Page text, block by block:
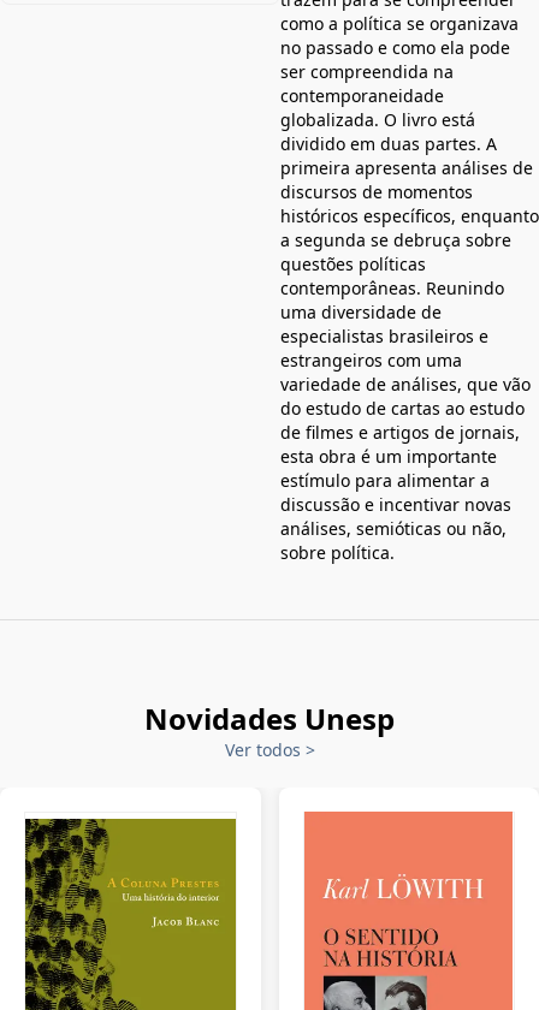
como a política se organizava
no passado e como ela pode
ser compreendida na
contemporaneidade
globalizada. O livro está
dividido em duas partes. A
primeira apresenta análises de
discursos de momentos
históricos específicos, enquanto
a segunda se debruça sobre
questões políticas
contemporâneas. Reunindo
uma diversidade de
especialistas brasileiros e
estrangeiros com uma
variedade de análises, que vão
do estudo de cartas ao estudo
de filmes e artigos de jornais,
esta obra é um importante
estímulo para alimentar a
discussão e incentivar novas
análises, semióticas ou não,
sobre política.
Novidades Unesp
Ver todos >